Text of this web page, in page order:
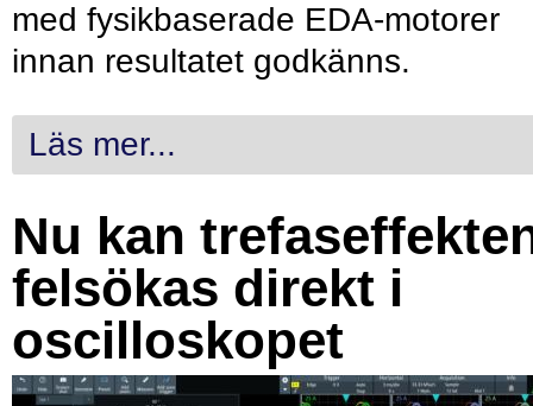
med fysikbaserade EDA-motorer
innan resultatet godkänns.
Läs mer...
Nu kan
felsökas direkt i
oscilloskopet